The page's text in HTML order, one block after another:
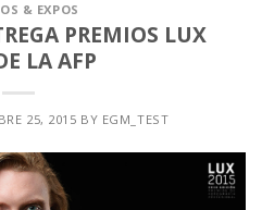
& EXPOS
PREMIOS LUX
LA AFP
25, 2015 BY EGM_TEST